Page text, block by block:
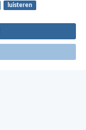
luisteren